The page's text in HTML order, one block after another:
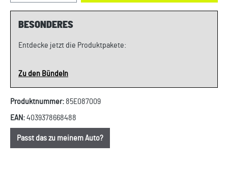
BESONDERES
Entdecke jetzt die Produktpakete:
Zu den Bündeln
Produktnummer: 85E087009
EAN:4039378668488
Passt das zu meinem Auto?